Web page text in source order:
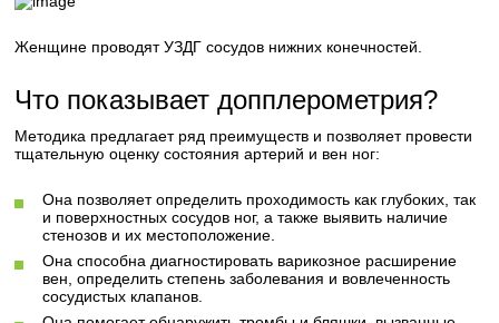
Женщине проводят УЗДГ сосудов нижних конечностей.
Что показывает допплерометрия?
Методика предлагает ряд преимуществ и позволяет провести
тщательную оценку состояния артерий и вен ног:
Она позволяет определить проходимость как глубоких, так
и поверхностных сосудов ног, а также выявить наличие
стенозов и их местоположение.
Она способна диагностировать варикозное расширение
вен, определить степень заболевания и вовлеченность
сосудистых клапанов.